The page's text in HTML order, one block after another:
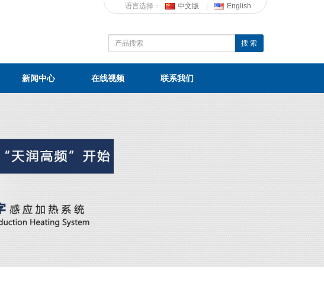
语言选择： 中文版 English
搜 索
新闻中心 在线视频 联系我们